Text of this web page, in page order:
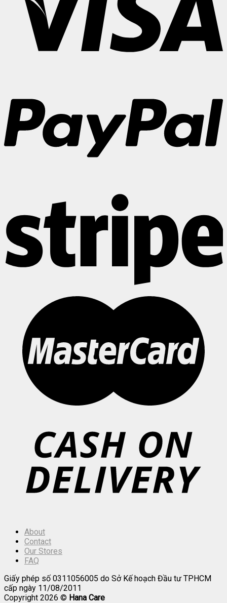
About
Contact
Our Stores
FAQ
Giấy phép số 0311056005 do Sở Kế hoạch Đầu tư TPHCM
cấp ngày 11/08/2011
Copyright 2026 © Hana Care